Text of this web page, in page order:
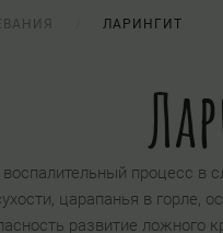
ЛАРИНГИТ
процесс в
царапанья в горле,
развитие ложного